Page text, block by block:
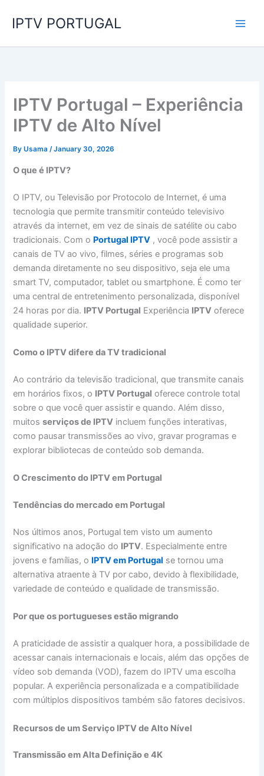
IPTV PORTUGAL
IPTV Portugal – Experiência
IPTV de Alto Nível
ByUsama/January 30, 2026
O que é IPTV?
O IPTV, ou Televisão por Protocolo de Internet, é uma
tecnologia que permite transmitir conteúdo televisivo
através da internet, em vez de sinais de satélite ou cabo
tradicionais. Com o Portugal IPTV , você pode assistir a
canais de TV ao vivo, filmes, séries e programas sob
demanda diretamente no seu dispositivo, seja ele uma
smart TV, computador, tablet ou smartphone. É como ter
uma central de entretenimento personalizada, disponível
24 horas por dia. IPTV Portugal Experiência IPTV oferece
qualidade superior.
Como o IPTV difere da TV tradicional
Ao contrário da televisão tradicional, que transmite canais
em horários fixos, o IPTV Portugal oferece controle total
sobre o que você quer assistir e quando. Além disso,
muitosserviços de IPTV incluem funções interativas,
como pausar transmissões ao vivo, gravar programas e
explorar bibliotecas de conteúdo sob demanda.
O Crescimento do IPTV em Portugal
Tendências do mercado em Portugal
Nos últimos anos, Portugal tem visto um aumento
significativo na adoção do IPTV. Especialmente entre
jovens e famílias, o IPTV em Portugal se tornou uma
alternativa atraente à TV por cabo, devido à flexibilidade,
variedade de conteúdo e qualidade de transmissão.
Por que os portugueses estão migrando
A praticidade de assistir a qualquer hora, a possibilidade de
acessar canais internacionais e locais, além das opções de
vídeo sob demanda (VOD), fazem do IPTV uma escolha
popular. A experiência personalizada e a compatibilidade
com múltiplos dispositivos também são fatores decisivos.
Recursos de um Serviço IPTV de Alto Nível
Transmissão em Alta Definição e 4K